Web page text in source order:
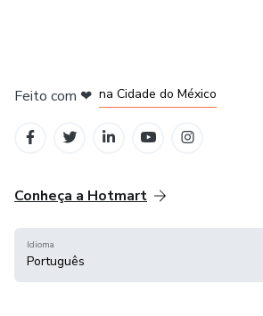
Feito com ❤ na Cidade do México
Conheça a Hotmart
Idioma
Português